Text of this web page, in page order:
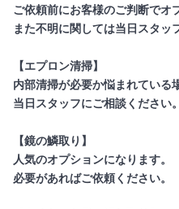
ご依頼前にお客様のご判断でオ
また不明に関しては当日スタッ
【エプロン清掃】
内部清掃が必要か悩まれている
当日スタッフにご相談ください。
【鏡の鱗取り】
人気のオプションになります。
必要があればご依頼ください。